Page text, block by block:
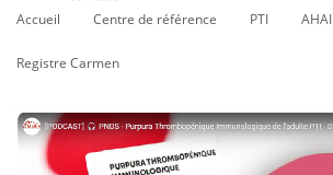
Accueil Centre de référence PTI AHAI
Registre Carmen